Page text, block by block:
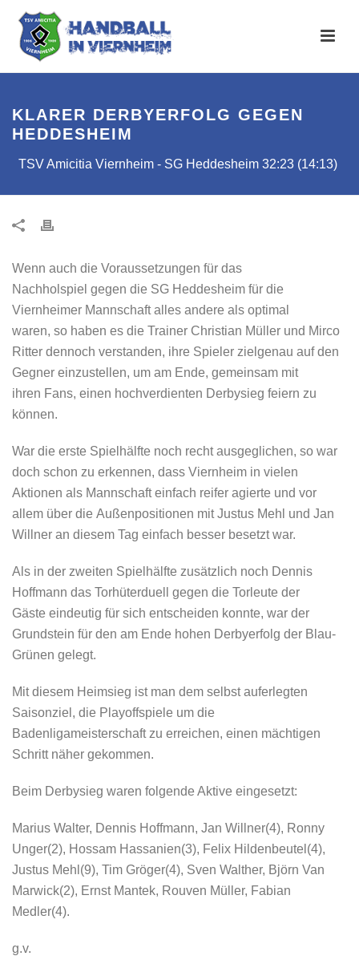
KLARER DERBYERFOLG GEGEN
HEDDESHEIM
TSV Amicitia Viernheim - SG Heddesheim 32:23 (14:13)
Wenn auch die Voraussetzungen für das
Nachholspiel gegen die SG Heddesheim für die
Viernheimer Mannschaft alles andere als optimal
waren, so haben es die Trainer Christian Müller und Mirco
Ritter dennoch verstanden, ihre Spieler zielgenau auf den
Gegner einzustellen, um am Ende, gemeinsam mit
ihren Fans, einen hochverdienten Derbysieg feiern zu
können.
War die erste Spielhälfte noch recht ausgeglichen, so war
doch schon zu erkennen, dass Viernheim in vielen
Aktionen als Mannschaft einfach reifer agierte und vor
allem über die Außenpositionen mit Justus Mehl und Jan
Willner an diesem Tag einfach besser besetzt war.
Als in der zweiten Spielhälfte zusätzlich noch Dennis
Hoffmann das Torhüterduell gegen die Torleute der
Gäste eindeutig für sich entscheiden konnte, war der
Grundstein für den am Ende hohen Derbyerfolg der Blau-
Grünen gelegt.
Mit diesem Heimsieg ist man dem selbst auferlegten
Saisonziel, die Playoffspiele um die
Badenligameisterschaft zu erreichen, einen mächtigen
Schritt näher gekommen.
Beim Derbysieg waren folgende Aktive eingesetzt:
Marius Walter, Dennis Hoffmann, Jan Willner(4), Ronny
Unger(2), Hossam Hassanien(3), Felix Hildenbeutel(4),
Justus Mehl(9), Tim Gröger(4), Sven Walther, Björn Van
Marwick(2), Ernst Mantek, Rouven Müller, Fabian
Medler(4).
g.v.